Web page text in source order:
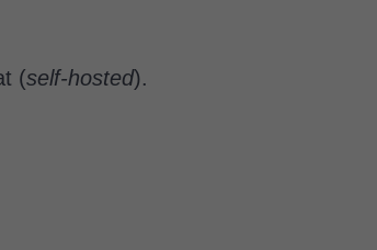
(self-hosted).